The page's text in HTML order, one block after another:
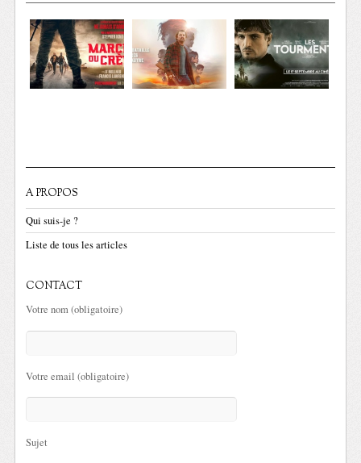
A PROPOS
Qui suis-je ?
Liste de tous les articles
CONTACT
Votre nom (obligatoire)
Votre email (obligatoire)
Sujet